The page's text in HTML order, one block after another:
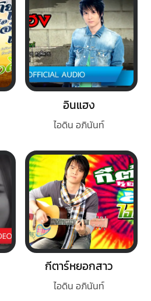
อินแฮง
ไอดิน อภินันท์
กีตาร์หยอกสาว
ไอดิน อภินันท์